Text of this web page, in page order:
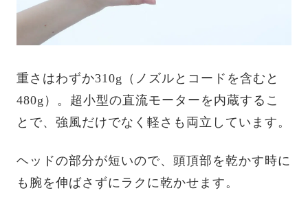
重さはわずか310g（ノズルとコードを含むと
480g）。超小型の直流モーターを内蔵するこ
とで、強風だけでなく軽さも両立しています。
ヘッドの部分が短いので、頭頂部を乾かす時に
も腕を伸ばさずにラクに乾かせます。